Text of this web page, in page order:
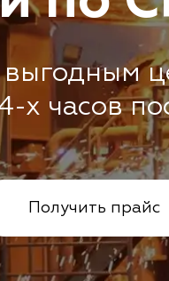
выгодным
х часов
Получить прайс